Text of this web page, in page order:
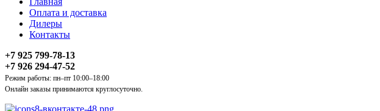
Оплата и доставка
Дилеры
Контакты
+7 925 799-78-13
+7 926 294-47-52
Режим работы: пн–пт 10:00–18:00
Онлайн заказы принимаются круглосуточно.